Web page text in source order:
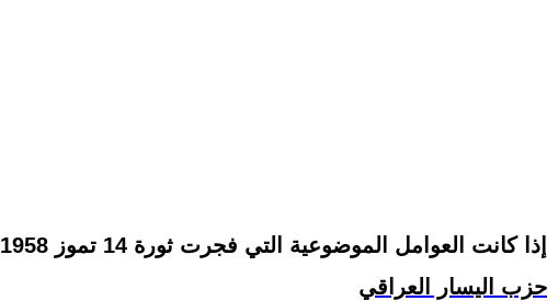
إذا كانت العوامل الموضوعية التي فجرت ثورة 14 تموز 1958 الوطنية التحررية تكاد تكون متطابقة مع العوامل الموضوعية راهناً..فماذا عن العامل الذاتي ؟
حزب اليسار العراقي